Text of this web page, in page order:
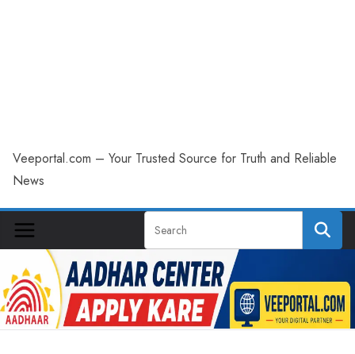
Veeportal.com – Your Trusted Source for Truth and Reliable
News